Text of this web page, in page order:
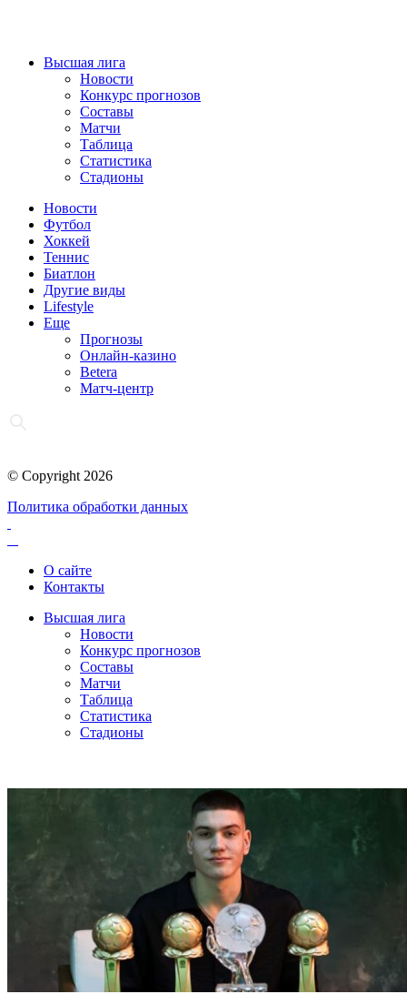
Высшая лига
Новости
Конкурс прогнозов
Составы
Матчи
Таблица
Статистика
Стадионы
Новости
Футбол
Хоккей
Теннис
Биатлон
Другие виды
Lifestyle
Еще
Прогнозы
Онлайн-казино
Betera
Матч-центр
© Copyright 2026
Политика обработки данных
О сайте
Контакты
Высшая лига
Новости
Конкурс прогнозов
Составы
Матчи
Таблица
Статистика
Стадионы